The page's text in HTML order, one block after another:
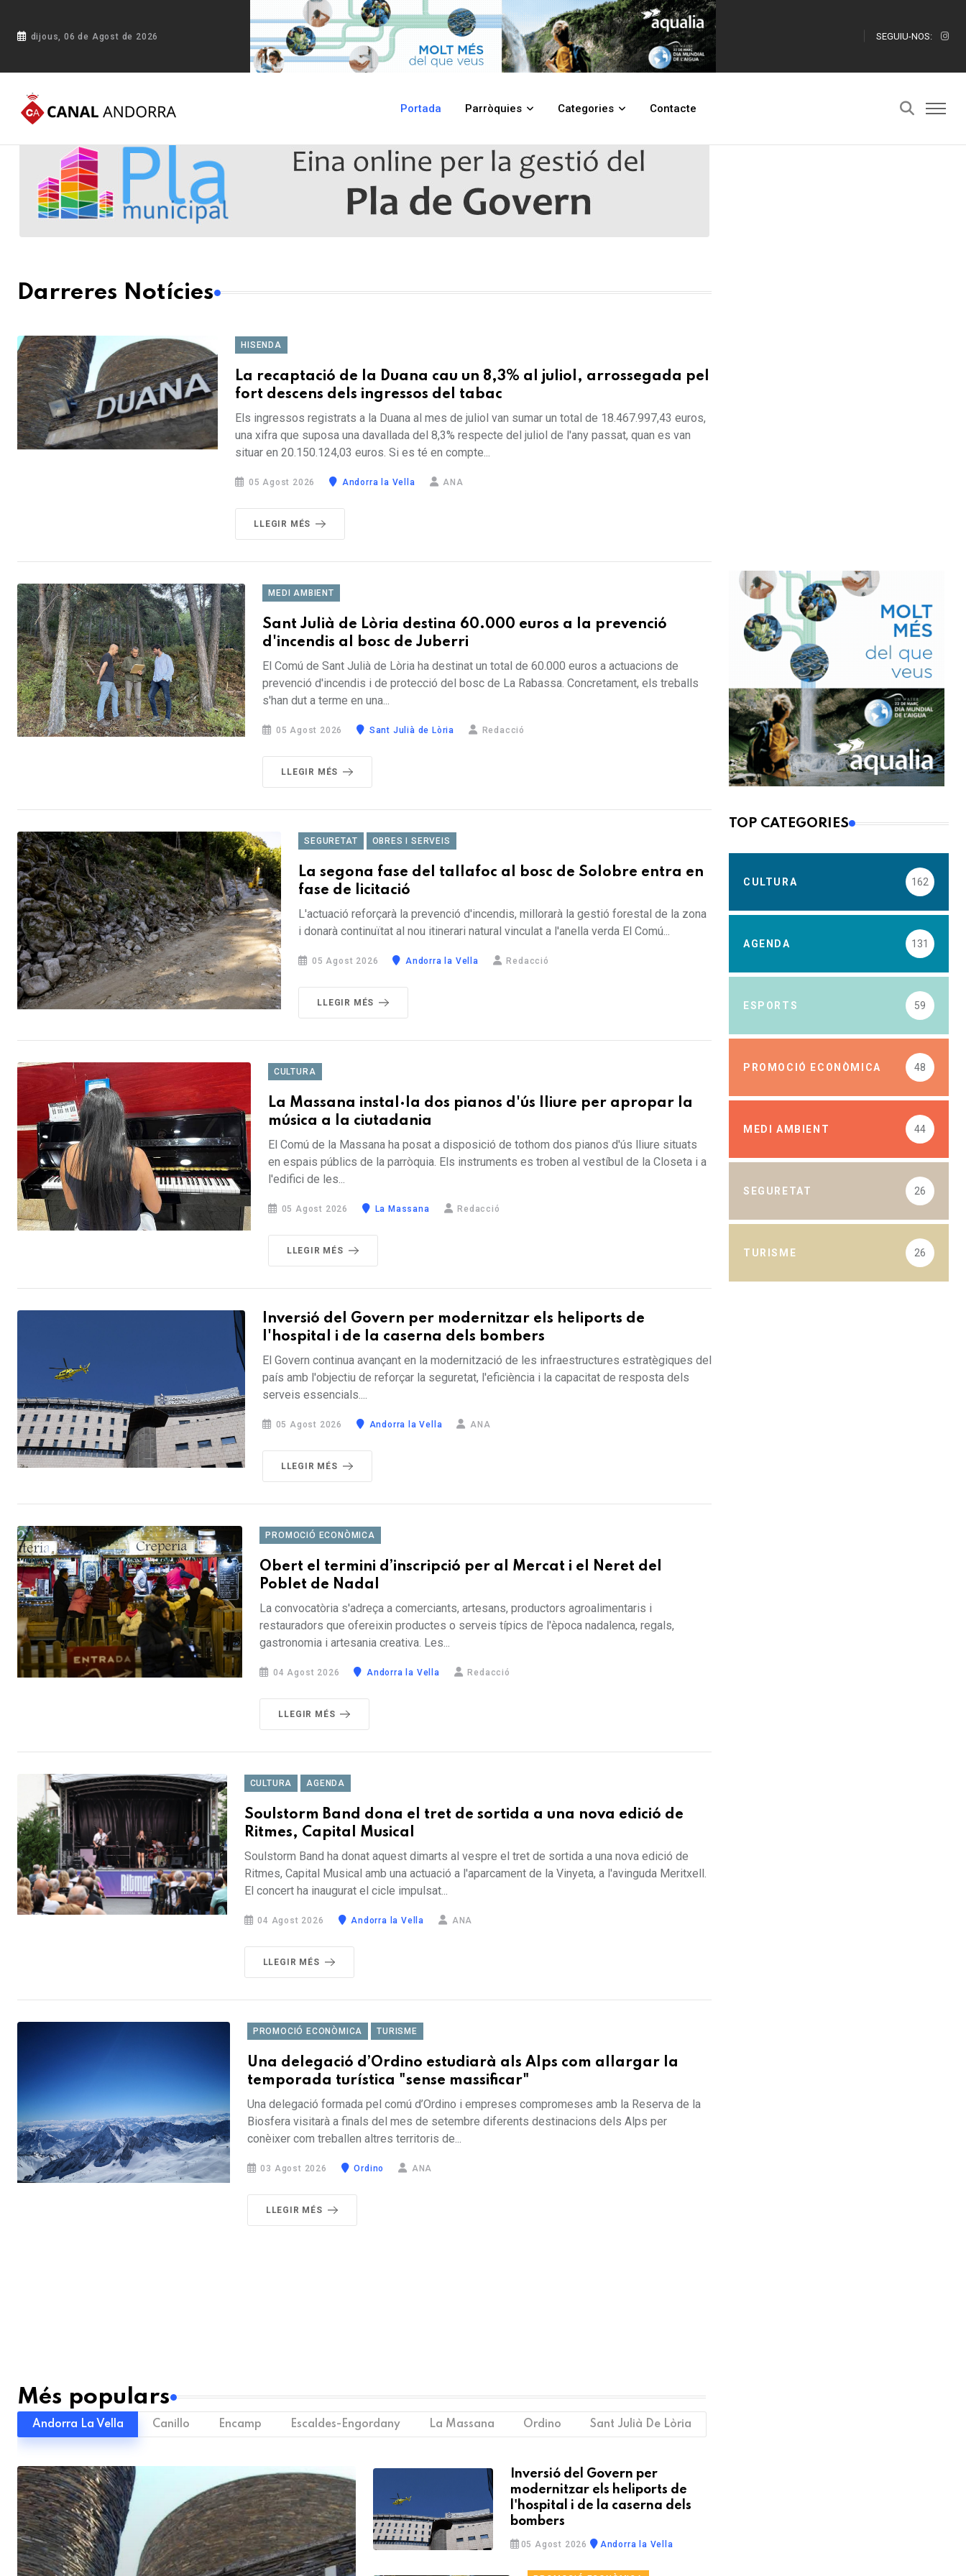
dijous, 06 de Agost de 2026 SEGUIU-NOS:
Portada Parròquies Categories Contacte
Darreres Notícies
HISENDA
La recaptació de la Duana cau un 8,3% al juliol, arrossegada pel
fort descens dels ingressos del tabac
Els ingressos registrats a la Duana al mes de juliol van sumar un total de 18.467.997,43 euros,
una xifra que suposa una davallada del 8,3% respecte del juliol de l'any passat, quan es van
situar en 20.150.124,03 euros. Si es té en compte...
05 Agost 2026 Andorra la Vella ANA
LLEGIR MÉS
MEDI AMBIENT
Sant Julià de Lòria destina 60.000 euros a la prevenció
d'incendis al bosc de Juberri
El Comú de Sant Julià de Lòria ha destinat un total de 60.000 euros a actuacions de
prevenció d'incendis i de protecció del bosc de La Rabassa. Concretament, els treballs
s'han dut a terme en una...
05 Agost 2026 Sant Julià de Lòria Redacció
LLEGIR MÉS
SEGURETAT OBRES I SERVEIS
La segona fase del tallafoc al bosc de Solobre entra en
fase de licitació
L'actuació reforçarà la prevenció d'incendis, millorarà la gestió forestal de la zona
i donarà continuïtat al nou itinerari natural vinculat a l'anella verda El Comú...
05 Agost 2026 Andorra la Vella Redacció
LLEGIR MÉS
CULTURA
La Massana instal·la dos pianos d'ús lliure per apropar la
música a la ciutadania
El Comú de la Massana ha posat a disposició de tothom dos pianos d'ús lliure situats
en espais públics de la parròquia. Els instruments es troben al vestíbul de la Closeta i a
l'edifici de les...
05 Agost 2026 La Massana Redacció
LLEGIR MÉS
Inversió del Govern per modernitzar els heliports de
l'hospital i de la caserna dels bombers
El Govern continua avançant en la modernització de les infraestructures estratègiques del
país amb l'objectiu de reforçar la seguretat, l'eficiència i la capacitat de resposta dels
serveis essencials....
05 Agost 2026 Andorra la Vella ANA
LLEGIR MÉS
PROMOCIÓ ECONÒMICA
Obert el termini d’inscripció per al Mercat i el Neret del
Poblet de Nadal
La convocatòria s'adreça a comerciants, artesans, productors agroalimentaris i
restauradors que ofereixin productes o serveis típics de l'època nadalenca, regals,
gastronomia i artesania creativa. Les...
04 Agost 2026 Andorra la Vella Redacció
LLEGIR MÉS
CULTURA AGENDA
Soulstorm Band dona el tret de sortida a una nova edició de
Ritmes, Capital Musical
Soulstorm Band ha donat aquest dimarts al vespre el tret de sortida a una nova edició de
Ritmes, Capital Musical amb una actuació a l'aparcament de la Vinyeta, a l'avinguda Meritxell.
El concert ha inaugurat el cicle impulsat...
04 Agost 2026 Andorra la Vella ANA
LLEGIR MÉS
PROMOCIÓ ECONÒMICA TURISME
Una delegació d’Ordino estudiarà als Alps com allargar la
temporada turística "sense massificar"
Una delegació formada pel comú d’Ordino i empreses compromeses amb la Reserva de la
Biosfera visitarà a finals del mes de setembre diferents destinacions dels Alps per
conèixer com treballen altres territoris de...
03 Agost 2026 Ordino ANA
LLEGIR MÉS
TOP CATEGORIES
CULTURA 162
AGENDA 131
ESPORTS 59
PROMOCIÓ ECONÒMICA 48
MEDI AMBIENT 44
SEGURETAT 26
TURISME 26
Més populars
Andorra La Vella Canillo Encamp Escaldes-Engordany La Massana Ordino Sant Julià De Lòria
Inversió del Govern per
modernitzar els heliports de
l'hospital i de la caserna dels
bombers
05 Agost 2026 Andorra la Vella